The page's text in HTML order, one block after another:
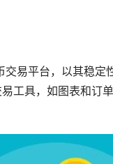
易平台，以其稳
工具，如图表和订